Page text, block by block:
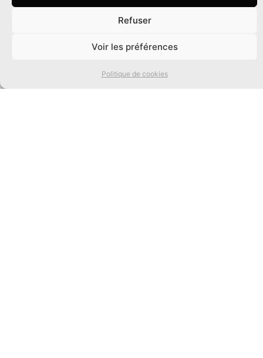
Refuser
Voir les préférences
Politique de cookies
2 rue Nicolas Chervin